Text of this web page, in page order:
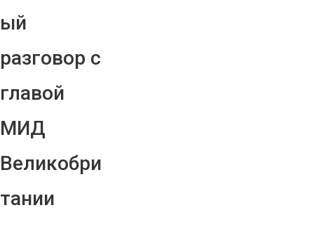
ый
разговор с
главой
МИД
Великобри
тании